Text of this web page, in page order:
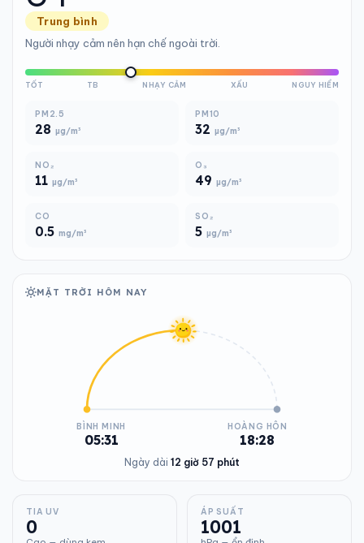
Trung bình
Người nhạy cảm nên hạn chế ngoài trời.
TỐT TB NHẠY CẢM XẤU NGUY HIỂM
PM2.5
28 µg/m³
PM10
32 µg/m³
NO₂
11 µg/m³
O₃
49 µg/m³
CO
0.5 mg/m³
SO₂
5 µg/m³
MẶT TRỜI HÔM NAY
BÌNH MINH
05:31
HOÀNG HÔN
18:28
Ngày dài 12 giờ 57 phút
TIA UV
0
ÁP SUẤT
1001